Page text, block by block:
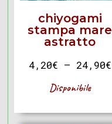
chiyogami
stampa mare
astratto
4,20€ – 24,90€
Disponibile